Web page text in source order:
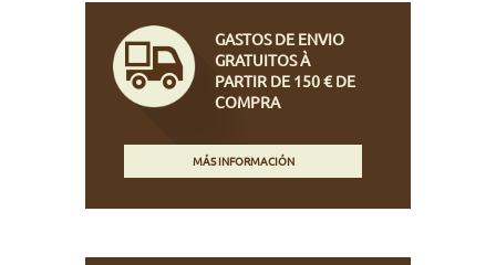
GASTOS DE ENVIO
GRATUITOS À
PARTIR DE 150 € DE
COMPRA
MÁS INFORMACIÓN